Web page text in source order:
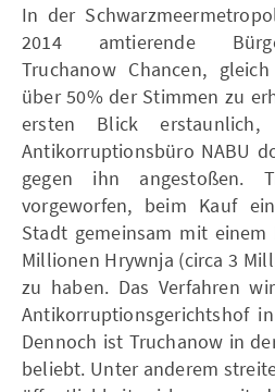
In der
2014 amtierende
Truchanow Chancen,
über 50% der Stimmen zu
ersten Blick
Antikorruptionsbüro NABU
gegen ihn angestoßen.
vorgeworfen, beim Kauf
Stadt gemeinsam mit
Millionen Hrywnja (circa 3
zu haben. Das Verfahren
Antikorruptionsgerichtshof
Dennoch ist Truchanow in
beliebt. Unter anderem